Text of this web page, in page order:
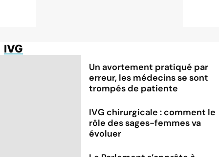
IVG
Un avortement pratiqué par
erreur, les médecins se sont
trompés de patiente
IVG chirurgicale : comment le
rôle des sages-femmes va
évoluer